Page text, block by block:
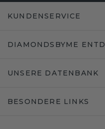
KUNDENSERVICE
DIAMONDSBYME
UNSERE DATENBANK
BESONDERE LINKS